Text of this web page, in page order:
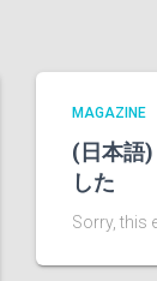
MAGAZINE
(日本語
した
Sorry, this